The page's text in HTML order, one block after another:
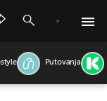
Putovanja